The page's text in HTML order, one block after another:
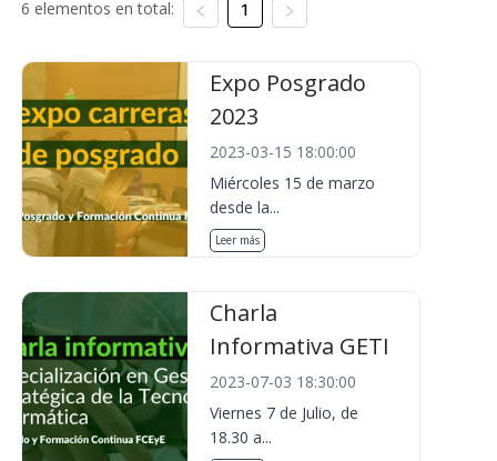
6 elementos en total: 1
Expo Posgrado
2023
2023-03-15 18:00:00
Miércoles 15 de marzo
desde la...
Leer más
Charla
Informativa GETI
2023-07-03 18:30:00
Viernes 7 de Julio, de
18.30 a...